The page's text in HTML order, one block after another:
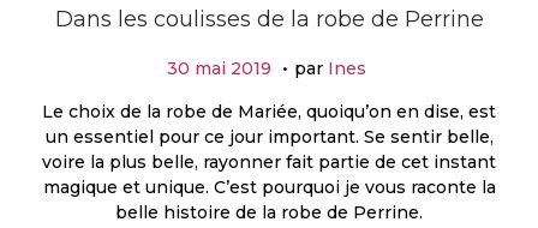
Dans les coulisses de la robe de Perrine
P
b
l
i
é
l
30 mai 2019
2
a
v
r
i
. par Ines
Le choix de la robe de Mariée, quoiqu’on en dise, est
un essentiel pour ce jour important. Se sentir belle,
voire la plus belle, rayonner fait partie de cet instant
magique et unique. C’est pourquoi je vous raconte la
belle histoire de la robe de Perrine.